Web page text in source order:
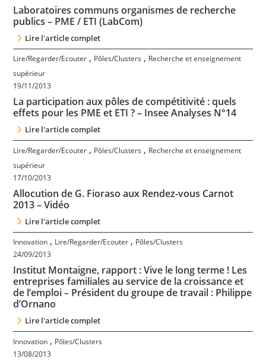
Laboratoires communs organismes de recherche
publics – PME / ETI (LabCom)
Lire l'article complet
Lire/Regarder/Ecouter , Pôles/Clusters , Recherche et enseignement
supérieur
19/11/2013
La participation aux pôles de compétitivité : quels
effets pour les PME et ETI ? – Insee Analyses N°14
Lire l'article complet
Lire/Regarder/Ecouter , Pôles/Clusters , Recherche et enseignement
supérieur
17/10/2013
Allocution de G. Fioraso aux Rendez-vous Carnot
2013 – Vidéo
Lire l'article complet
Innovation , Lire/Regarder/Ecouter , Pôles/Clusters
24/09/2013
Institut Montaigne, rapport : Vive le long terme ! Les
entreprises familiales au service de la croissance et
de l’emploi – Président du groupe de travail : Philippe
d’Ornano
Lire l'article complet
Innovation , Pôles/Clusters
13/08/2013